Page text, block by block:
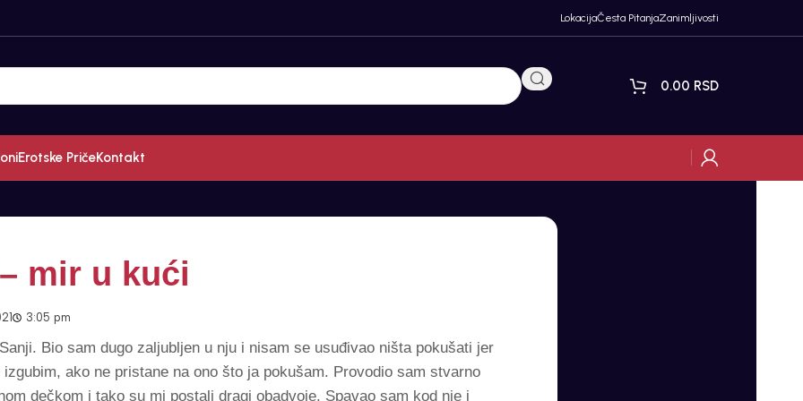
LokacijaČesta PitanjaZanimljivosti
0.00 RSD
Erotske PričeKontakt
mir u kući
3:05 pm
Bio sam dugo zaljubljen u nju i nisam se usuđivao ništa pokušati jer
ako ne pristane na ono što ja pokušam. Provodio sam stvarno
dečkom i tako su mi postali dragi obadvoje. Spavao sam kod nje i